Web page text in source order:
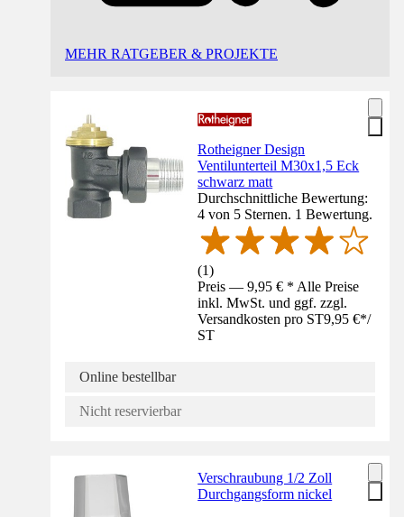
MEHR RATGEBER & PROJEKTE
Rotheigner Design
Ventilunterteil M30x1,5 Eck
schwarz matt
Durchschnittliche Bewertung:
4 von 5 Sternen. 1 Bewertung.
(1)
Preis — 9,95 € * Alle Preise
inkl. MwSt. und ggf. zzgl.
Versandkosten pro ST9,95 €*/
ST
Online bestellbar
Nicht reservierbar
Verschraubung 1/2 Zoll
Durchgangsform nickel